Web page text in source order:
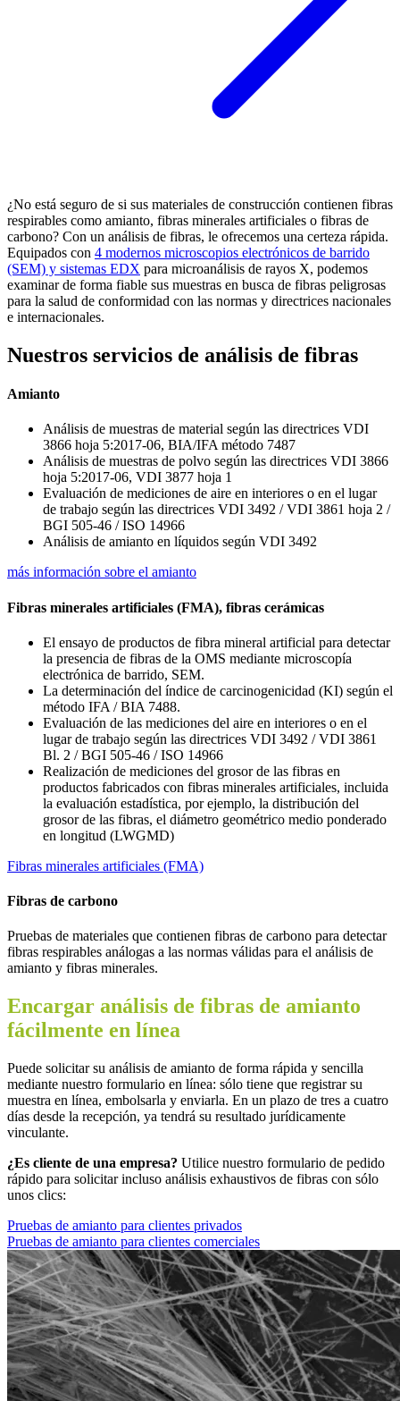
¿No está seguro de si sus materiales de construcción contienen fibras
respirables como amianto, fibras minerales artificiales o fibras de
carbono? Con un análisis de fibras, le ofrecemos una certeza rápida.
Equipados con 4 modernos microscopios electrónicos de barrido
(SEM) y sistemas EDX para microanálisis de rayos X, podemos
examinar de forma fiable sus muestras en busca de fibras peligrosas
para la salud de conformidad con las normas y directrices nacionales
e internacionales.
Nuestros servicios de análisis de fibras
Amianto
Análisis de muestras de material según las directrices VDI
3866 hoja 5:2017-06, BIA/IFA método 7487
Análisis de muestras de polvo según las directrices VDI 3866
hoja 5:2017-06, VDI 3877 hoja 1
Evaluación de mediciones de aire en interiores o en el lugar
de trabajo según las directrices VDI 3492 / VDI 3861 hoja 2 /
BGI 505-46 / ISO 14966
Análisis de amianto en líquidos según VDI 3492
más información sobre el amianto
Fibras minerales artificiales (FMA), fibras cerámicas
El ensayo de productos de fibra mineral artificial para detectar
la presencia de fibras de la OMS mediante microscopía
electrónica de barrido, SEM.
La determinación del índice de carcinogenicidad (KI) según el
método IFA / BIA 7488.
Evaluación de las mediciones del aire en interiores o en el
lugar de trabajo según las directrices VDI 3492 / VDI 3861
Bl. 2 / BGI 505-46 / ISO 14966
Realización de mediciones del grosor de las fibras en
productos fabricados con fibras minerales artificiales, incluida
la evaluación estadística, por ejemplo, la distribución del
grosor de las fibras, el diámetro geométrico medio ponderado
en longitud (LWGMD)
Fibras minerales artificiales (FMA)
Fibras de carbono
Pruebas de materiales que contienen fibras de carbono para detectar
fibras respirables análogas a las normas válidas para el análisis de
amianto y fibras minerales.
Encargar análisis de fibras de amianto
fácilmente en línea
Puede solicitar su análisis de amianto de forma rápida y sencilla
mediante nuestro formulario en línea: sólo tiene que registrar su
muestra en línea, embolsarla y enviarla. En un plazo de tres a cuatro
días desde la recepción, ya tendrá su resultado jurídicamente
vinculante.
¿Es cliente de una empresa? Utilice nuestro formulario de pedido
rápido para solicitar incluso análisis exhaustivos de fibras con sólo
unos clics:
Pruebas de amianto para clientes privados
Pruebas de amianto para clientes comerciales